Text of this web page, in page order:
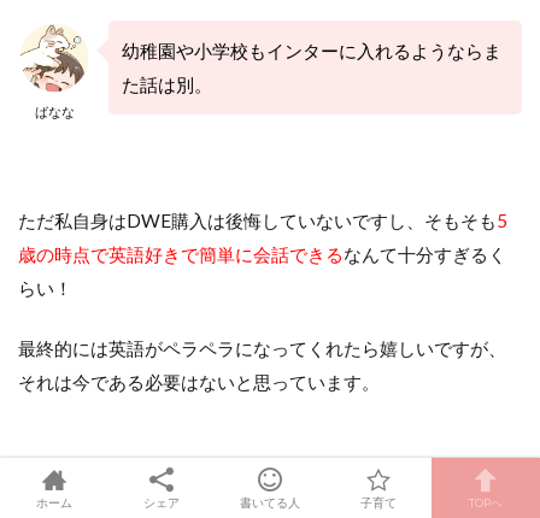
ばなな
幼稚園や小学校もインターに入れるようならま
た話は別。
ただ私自身はDWE購入は後悔していないですし、そもそも5
歳の時点で英語好きで簡単に会話できるなんて十分すぎるく
らい！
最終的には英語がペラペラになってくれたら嬉しいですが、
それは今である必要はないと思っています。
【5歳で英語ペラペラより18歳で英語ペラペラ】
ホーム シェア 書いてる人 子育て TOPへ